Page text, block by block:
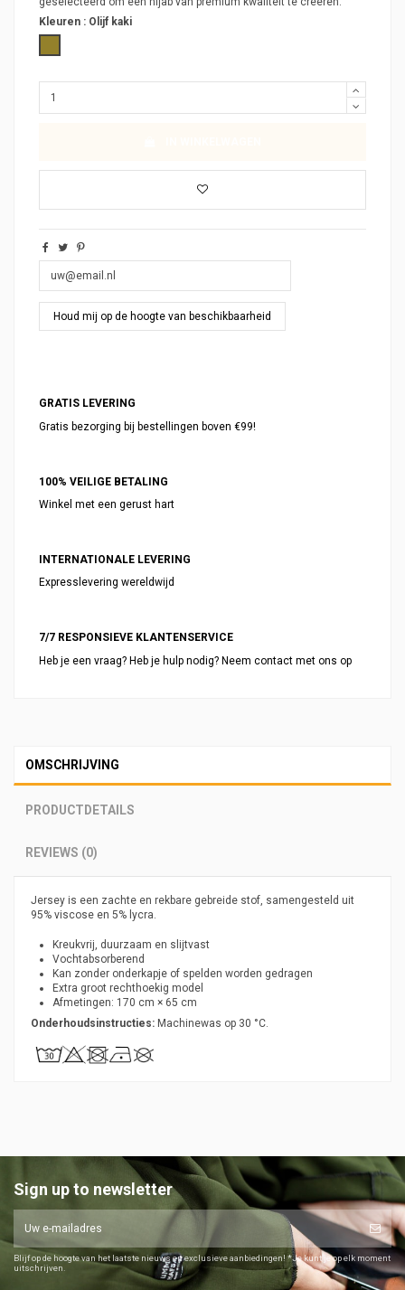
Kleuren : Olijf kaki
GRATIS LEVERING
Gratis bezorging bij bestellingen boven €99!
100% VEILIGE BETALING
Winkel met een gerust hart
INTERNATIONALE LEVERING
Expresslevering wereldwijd
7/7 RESPONSIEVE KLANTENSERVICE
Heb je een vraag? Heb je hulp nodig? Neem contact met ons op
OMSCHRIJVING
PRODUCTDETAILS
REVIEWS (0)
Jersey is een zachte en rekbare gebreide stof, samengesteld uit
95% viscose en 5% lycra.
Kreukvrij, duurzaam en slijtvast
Vochtabsorberend
Kan zonder onderkapje of spelden worden gedragen
Extra groot rechthoekig model
Afmetingen: 170 cm × 65 cm
Onderhoudsinstructies: Machinewas op 30 °C.
Sign up to newsletter
Blijf op de hoogte van het laatste nieuws en exclusieve aanbiedingen! *Je kunt je op elk moment
uitschrijven.